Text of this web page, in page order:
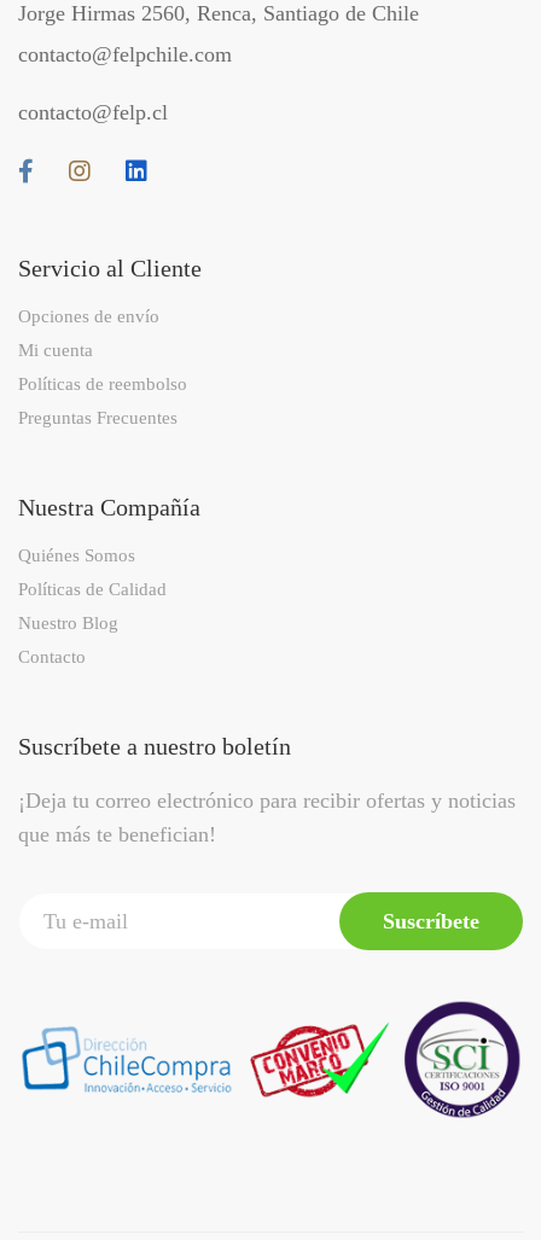
Jorge Hirmas 2560, Renca, Santiago de Chile
contacto@felpchile.com
contacto@felp.cl
Servicio al Cliente
Opciones de envío
Mi cuenta
Políticas de reembolso
Preguntas Frecuentes
Nuestra Compañía
Quiénes Somos
Políticas de Calidad
Nuestro Blog
Contacto
Suscríbete a nuestro boletín
¡Deja tu correo electrónico para recibir ofertas y noticias
que más te benefician!
Suscríbete